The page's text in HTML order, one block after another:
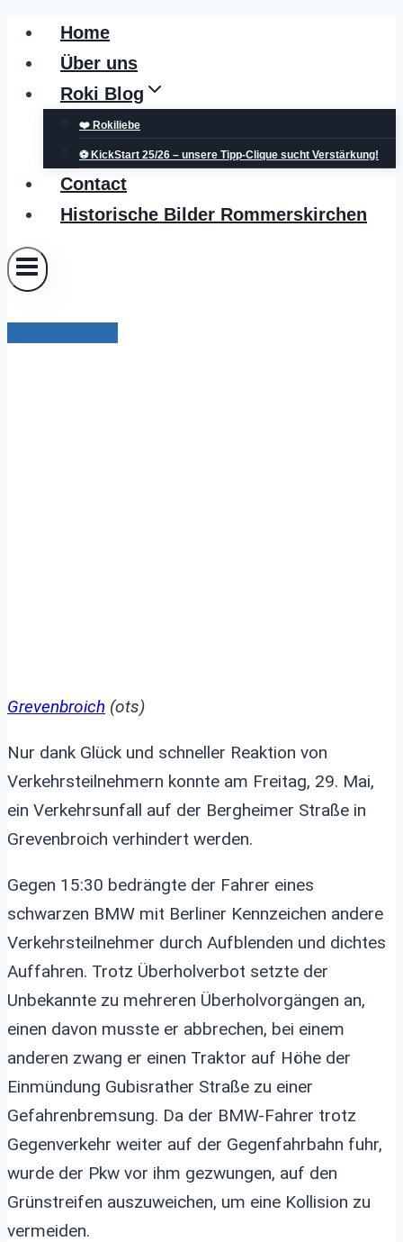
Zum
Inhalt
springen
Home
Über uns
Roki Blog
❤️ Rokiliebe
⚽ KickStart 25/26 – unsere Tipp-Clique sucht Verstärkung!
Contact
Historische Bilder Rommerskirchen
Grevenbroich (ots)
Nur dank Glück und schneller Reaktion von
Verkehrsteilnehmern konnte am Freitag, 29. Mai,
ein Verkehrsunfall auf der Bergheimer Straße in
Grevenbroich verhindert werden.
Gegen 15:30 bedrängte der Fahrer eines
schwarzen BMW mit Berliner Kennzeichen andere
Verkehrsteilnehmer durch Aufblenden und dichtes
Auffahren. Trotz Überholverbot setzte der
Unbekannte zu mehreren Überholvorgängen an,
einen davon musste er abbrechen, bei einem
anderen zwang er einen Traktor auf Höhe der
Einmündung Gubisrather Straße zu einer
Gefahrenbremsung. Da der BMW-Fahrer trotz
Gegenverkehr weiter auf der Gegenfahrbahn fuhr,
wurde der Pkw vor ihm gezwungen, auf den
Grünstreifen auszuweichen, um eine Kollision zu
vermeiden.